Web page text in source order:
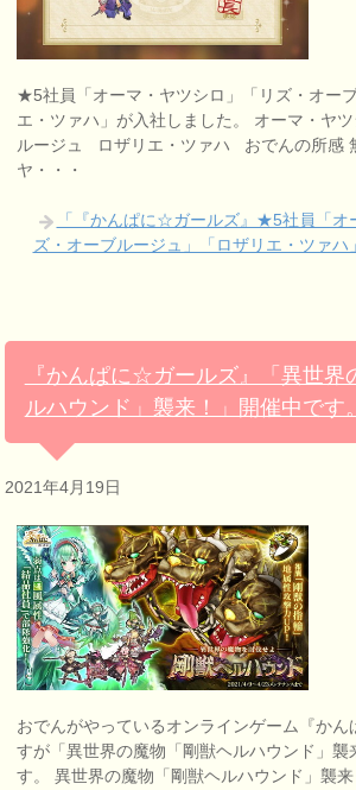
★5社員「オーマ・ヤツシロ」「リズ・オー
エ・ツァハ」が入社しました。 オーマ・ヤ
ルージュ ロザリエ・ツァハ おでんの所感
ヤ・・・
「『かんぱに☆ガールズ』★5社員「オ
ズ・オーブルージュ」「ロザリエ・ツァハ
『かんぱに☆ガールズ』「異世界
ルハウンド」襲来！」開催中です。
2021年4月19日
おでんがやっているオンラインゲーム『か
すが「異世界の魔物「剛獣ヘルハウンド」襲
す。 異世界の魔物「剛獣ヘルハウンド」襲